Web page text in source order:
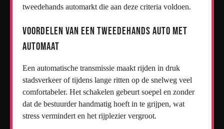
tweedehands automarkt die aan deze criteria voldoen.
Voordelen van een Tweedehands Auto met
Automaat
Een automatische transmissie maakt rijden in druk
stadsverkeer of tijdens lange ritten op de snelweg veel
comfortabeler. Het schakelen gebeurt soepel en zonder
dat de bestuurder handmatig hoeft in te grijpen, wat
stress vermindert en het rijplezier vergroot.